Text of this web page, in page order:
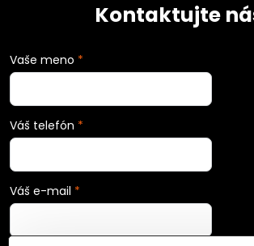
Kontaktujte
Vaše meno *
Váš telefón *
Váš e-mail *